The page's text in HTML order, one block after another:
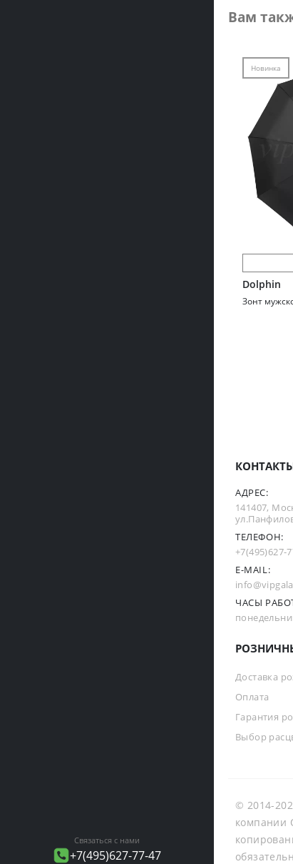
Связаться с нами
+7(495)627-77-47
Вам
Новинка
Dolphin
Зонт
АДРЕС:
141407,
ТЕЛЕФОН:
+7(495)627-
E-MAIL:
ЧАСЫ
Доставка
Оплата
Гарантия
Выбор
© 2014-
компании